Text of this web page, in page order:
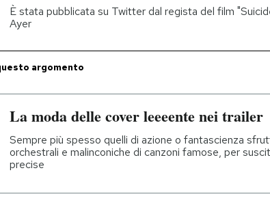
È stata pubblicata su Twitter dal regista del film
Ayer
argomento
La moda delle cover leeeente nei trailer
Sempre più spesso quelli di azione o fantascienza
orchestrali e malinconiche di canzoni famose, per
precise